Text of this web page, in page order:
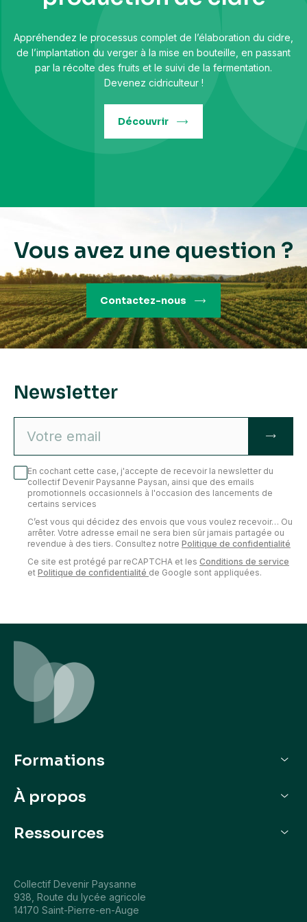
Maîtrisez les bases de l'apiculture, de l'installation des
ruches jusqu'à la récolte et l'extraction du miel.
Planter, entretenir, regénérer et
valoriser les haies
diagnostic à la plantation, pour en faire un véritable atout
Appréhendez le processus complet de l’élaboration du cidre,
de l’implantation du verger à la mise en bouteille, en passant
par la récolte des fruits et le suivi de la fermentation.
Devenez cidriculteur !
Découvrir
Vous avez une question ?
Contactez-nous
Newsletter
En cochant cette case, j'accepte de recevoir la newsletter du
collectif Devenir Paysanne Paysan, ainsi que des emails
promotionnels occasionnels à l'occasion des lancements de
certains services
C’est vous qui décidez des envois que vous voulez recevoir… Ou
arrêter. Votre adresse email ne sera bien sûr jamais partagée ou
revendue à des tiers. Consultez notre Politique de confidentialité
Ce site est protégé par reCAPTCHA et les Conditions de service
et Politique de confidentialité de Google sont appliquées.
Formations
Je veux découvrir
À propos
Qui sommes-nous
Ressources
Actualités
Collectif Devenir Paysanne
938, Route du lycée agricole
14170 Saint-Pierre-en-Auge